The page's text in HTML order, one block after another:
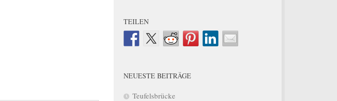
TEILEN
NEUESTE BEITRÄGE
Teufelsbrücke